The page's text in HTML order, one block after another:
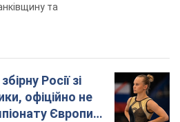
та
Росії зі
офіційно не
Європи